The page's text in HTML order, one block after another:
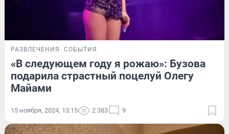
РАЗВЛЕЧЕНИЯ СОБЫТИЯ
«В следующем году я рожаю»: Бузова
подарила страстный поцелуй Олегу
Майами
15 ноября, 2024, 13:15 2 383 9